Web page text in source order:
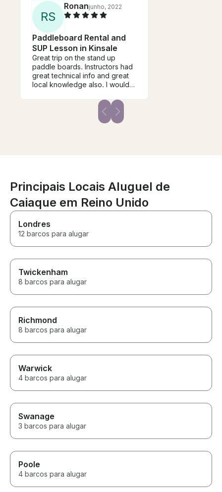
RS
Ronanjunho, 2022
Paddleboard Rental and
SUP Lesson in Kinsale
Great trip on the stand up
paddle boards. Instructors had
great technical info and great
local knowledge also. I would
Principais Locais Aluguel de
Caiaque em Reino Unido
Londres
12 barcos para alugar
Twickenham
8 barcos para alugar
Richmond
8 barcos para alugar
Warwick
4 barcos para alugar
Swanage
3 barcos para alugar
Poole
4 barcos para alugar